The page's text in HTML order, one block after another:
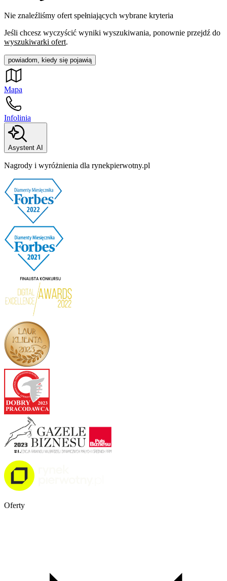
Nie znaleźliśmy ofert spełniających wybrane kryteria
Jeśli chcesz wyczyścić wyniki wyszukiwania, ponownie przejdź do
wyszukiwarki ofert.
powiadom, kiedy się pojawią
Mapa
Infolinia
Asystent AI
Nagrody i wyróżnienia dla rynekpierwotny.pl
Oferty